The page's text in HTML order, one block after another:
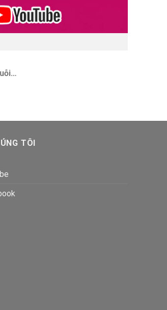
TÔI